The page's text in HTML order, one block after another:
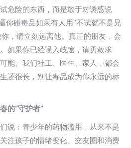
危险的东西，而是敢于对诱惑说
你碰毒品如果有人用“不试就不是兄
你，请立刻远离他。真正的朋友，会
如果你已经误入歧途，请勇敢求
能。我们社工、医生、家人，都会
还很长，别让毒品成为你永远的标
的“守护者”
说：青少年的药物滥用，从来不是
注孩子的情绪变化、交友圈和消费